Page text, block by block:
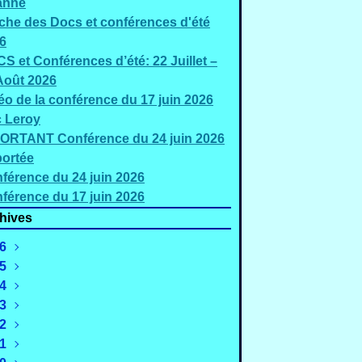
des Docs et conférences d'été
et Conférences d’été: 22 Juillet –
2026
de la conférence du 17 juin 2026
Leroy
Conférence du 24 juin 2026
du 24 juin 2026
du 17 juin 2026
(2)